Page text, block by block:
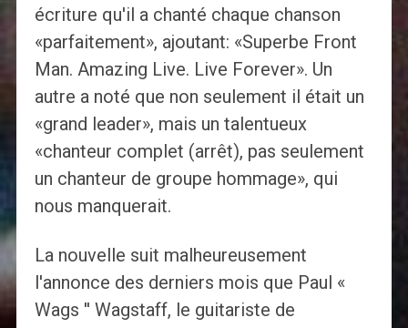
écriture qu'il a chanté chaque chanson
«parfaitement», ajoutant: «Superbe Front
Man. Amazing Live. Live Forever». Un
autre a noté que non seulement il était un
«grand leader», mais un talentueux
«chanteur complet (arrêt), pas seulement
un chanteur de groupe hommage», qui
nous manquerait.
La nouvelle suit malheureusement
l'annonce des derniers mois que Paul «
Wags '' Wagstaff, le guitariste de